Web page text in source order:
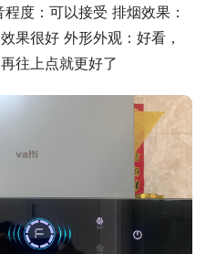
度：可以接受 排烟效果：
果很好 外形外观：好看，
往上点就更好了